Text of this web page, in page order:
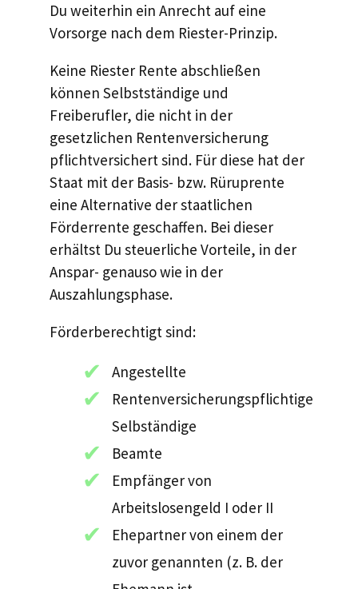
Du weiterhin ein Anrecht auf eine
Vorsorge nach dem Riester-Prinzip.
Keine Riester Rente abschließen
können Selbstständige und
Freiberufler, die nicht in der
gesetzlichen Rentenversicherung
pflichtversichert sind. Für diese hat der
Staat mit der Basis- bzw. Rüruprente
eine Alternative der staatlichen
Förderrente geschaffen. Bei dieser
erhältst Du steuerliche Vorteile, in der
Anspar- genauso wie in der
Auszahlungsphase.
Förderberechtigt sind:
Angestellte
Rentenversicherungspflichtige
Selbständige
Beamte
Empfänger von
Arbeitslosengeld I oder II
Ehepartner von einem der
zuvor genannten (z. B. der